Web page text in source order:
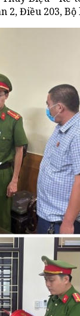
2, Điều 203,